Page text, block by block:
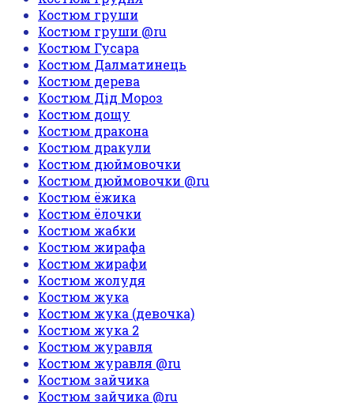
Костюм груши
Костюм груши @ru
Костюм Гусара
Костюм Далматинець
Костюм дерева
Костюм Дід Мороз
Костюм дощу
Костюм дракона
Костюм дракули
Костюм дюймовочки
Костюм дюймовочки @ru
Костюм ёжика
Костюм ёлочки
Костюм жабки
Костюм жирафа
Костюм жирафи
Костюм жолудя
Костюм жука
Костюм жука (девочка)
Костюм жука 2
Костюм журавля
Костюм журавля @ru
Костюм зайчика
Костюм зайчика @ru